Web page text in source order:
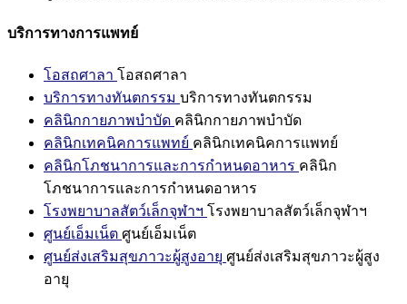
บริการทางการแพทย์
โอสถศาลา โอสถศาลา
บริการทางทันตกรรม บริการทางทันตกรรม
คลินิกกายภาพบำบัด คลินิกกายภาพบำบัด
คลินิกเทคนิคการแพทย์ คลินิกเทคนิคการแพทย์
คลินิกโภชนาการและการกำหนดอาหาร คลินิก
โภชนาการและการกำหนดอาหาร
โรงพยาบาลสัตว์เล็กจุฬาฯ โรงพยาบาลสัตว์เล็กจุฬาฯ
ศูนย์เอ็มเน็ต ศูนย์เอ็มเน็ต
ศูนย์ส่งเสริมสุขภาวะผู้สูงอายุ ศูนย์ส่งเสริมสุขภาวะผู้สูง
อายุ